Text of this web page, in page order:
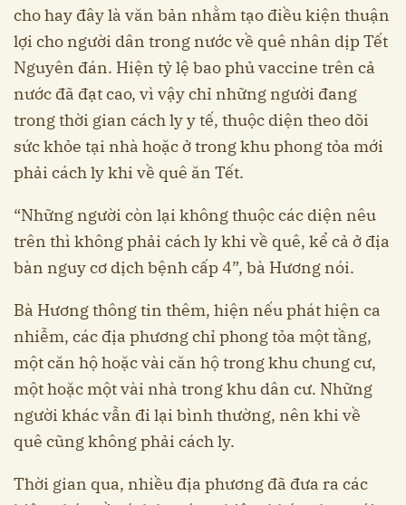
cho hay đây là văn bản nhằm tạo điều kiện thuận
lợi cho người dân trong nước về quê nhân dịp Tết
Nguyên đán. Hiện tỷ lệ bao phủ vaccine trên cả
nước đã đạt cao, vì vậy chỉ những người đang
trong thời gian cách ly y tế, thuộc diện theo dõi
sức khỏe tại nhà hoặc ở trong khu phong tỏa mới
phải cách ly khi về quê ăn Tết.
“Những người còn lại không thuộc các diện nêu
trên thì không phải cách ly khi về quê, kể cả ở địa
bàn nguy cơ dịch bệnh cấp 4”, bà Hương nói.
Bà Hương thông tin thêm, hiện nếu phát hiện ca
nhiễm, các địa phương chỉ phong tỏa một tầng,
một căn hộ hoặc vài căn hộ trong khu chung cư,
một hoặc một vài nhà trong khu dân cư. Những
người khác vẫn đi lại bình thường, nên khi về
quê cũng không phải cách ly.
Thời gian qua, nhiều địa phương đã đưa ra các